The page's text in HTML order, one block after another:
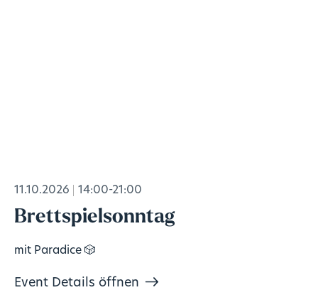
11.10.2026 14:00-21:00
Brettspielsonntag
mit Paradice 🎲
Event Details öffnen